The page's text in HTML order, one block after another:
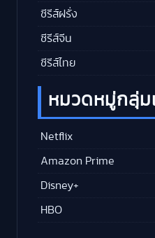
ซีรีส์ฝรั่ง
ซีรีส์จีน
ซีรีส์ไทย
หมวดหมู่กลุ่
Netflix
Amazon Prime
Disney+
HBO